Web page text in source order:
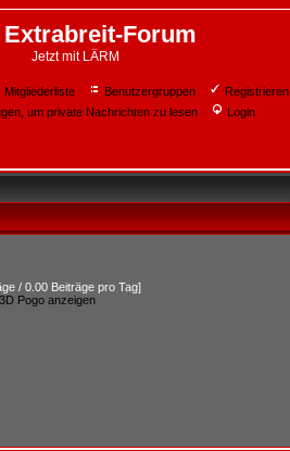
Extrabreit-Forum
Jetzt mit LÄRM
Mitgliederliste Benutzergruppen
Registrieren
um private Nachrichten zu lesen Login
/ 0.00 Beiträge pro Tag]
Pogo anzeigen